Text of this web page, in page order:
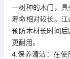
一树种的木门，
寿命相对较长。
预防木材长时间
更耐用。
4.保养清洁：在使